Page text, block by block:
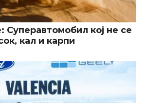
Суперавтомобил кој не се
кал и карпи